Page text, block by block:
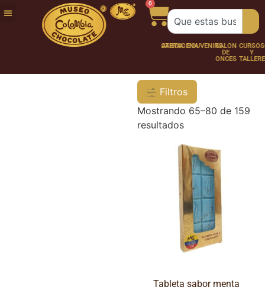
0
FUNDACIÓNNUESTRATRABAJA
CHOCOLATERÍA
CARTAGENASOUVENIRSSALÓN
DE
ONCES
CURSOS
Y
Filtros
Mostrando 65–80 de 159
resultados
Tableta sabor menta